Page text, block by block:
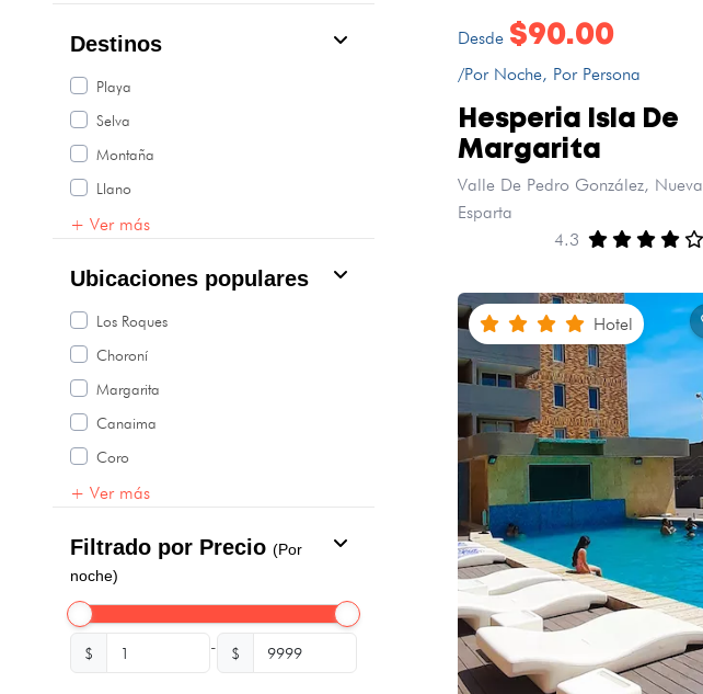
Destinos
Playa
Selva
Montaña
Llano
+ Ver más
Ubicaciones populares
Los Roques
Choroní
Margarita
Canaima
Coro
+ Ver más
Filtrado por Precio (Por
noche)
$ - $
Desde $90.00
/Por Noche, Por Persona
Hesperia Isla De
Margarita
Valle De Pedro González, Nueva
Esparta
4.3
Hotel